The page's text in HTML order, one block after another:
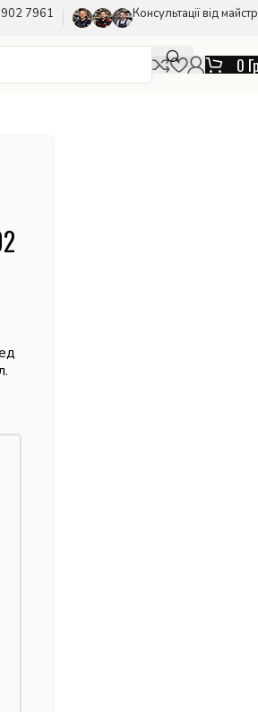
7961 Консультації від
0